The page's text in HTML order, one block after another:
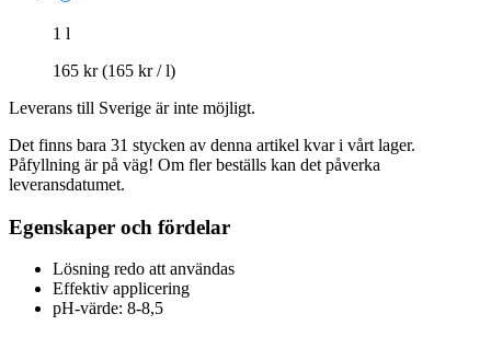
1 l
165 kr(165 kr / l)
Leverans till Sverige är inte möjligt.
Det finns bara 31 stycken av denna artikel kvar i vårt lager.
Påfyllning är på väg! Om fler beställs kan det påverka
leveransdatumet.
Egenskaper och fördelar
Lösning redo att användas
Effektiv applicering
pH-värde: 8-8,5